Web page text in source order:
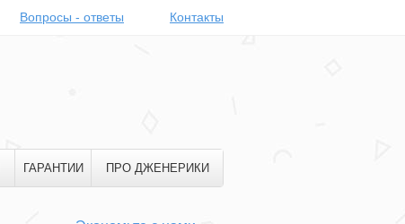
Вопросы - ответы Контакты
ГАРАНТИИ ПРО ДЖЕНЕРИКИ